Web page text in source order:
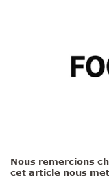
Nous remercions
cet article nous